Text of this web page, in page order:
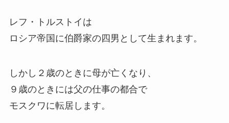
レフ・トルストイは
ロシア帝国に伯爵家の四男として生まれます。
しかし２歳のときに母が亡くなり、
９歳のときには父の仕事の都合で
モスクワに転居します。